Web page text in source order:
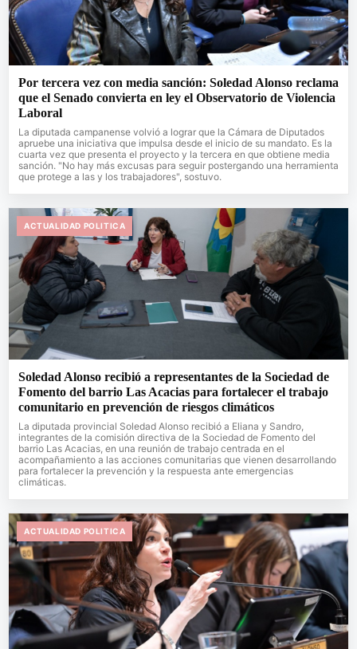
Por tercera vez con media sanción: Soledad Alonso reclama
que el Senado convierta en ley el Observatorio de Violencia
Laboral
La diputada campanense volvió a lograr que la Cámara de Diputados
apruebe una iniciativa que impulsa desde el inicio de su mandato. Es la
cuarta vez que presenta el proyecto y la tercera en que obtiene media
sanción. "No hay más excusas para seguir postergando una herramienta
que protege a las y los trabajadores", sostuvo.
ACTUALIDAD POLITICA
Soledad Alonso recibió a representantes de la Sociedad de
Fomento del barrio Las Acacias para fortalecer el trabajo
comunitario en prevención de riesgos climáticos
La diputada provincial Soledad Alonso recibió a Eliana y Sandro,
integrantes de la comisión directiva de la Sociedad de Fomento del
barrio Las Acacias, en una reunión de trabajo centrada en el
acompañamiento a las acciones comunitarias que vienen desarrollando
para fortalecer la prevención y la respuesta ante emergencias
climáticas.
ACTUALIDAD POLITICA